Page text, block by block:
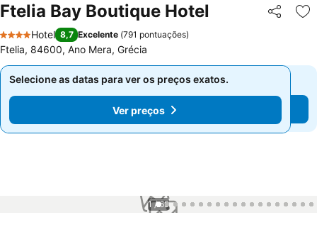
Ftelia Bay Boutique Hotel Partilhar
4 Estrelas
Hotel 8,7 Excelente (791 pontuações)
Ftelia, 84600, Ano Mera, Grécia
Selecione as datas para ver os preços exatos.
Ver preços
Selecione as datas para ver os preços exatos.
Ver preços
1 / 69